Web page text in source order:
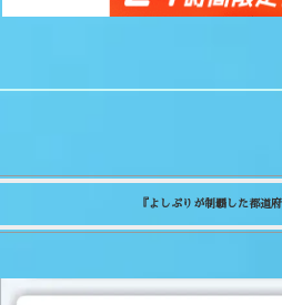
『よしぷりが制覇した都道